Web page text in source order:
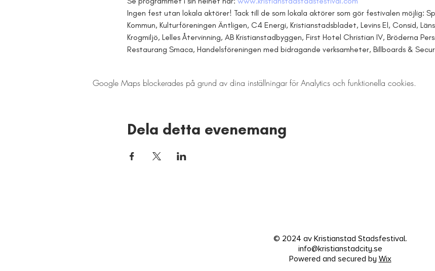
Ingen fest utan lokala aktörer! Tack till de som lokala aktörer som gör festivalen möjlig:
Kommun, Kulturföreningen Äntligen, C4 Energi, Kristianstadsbladet, Levins El, Consid,
Krogmiljö, Lelles Återvinning, AB Kristianstadbyggen, First Hotel Christian IV, Bröderna
Restaurang Smaca, Handelsföreningen med bidragande verksamheter, Billboards &
Google Maps blockerades på grund av dina inställningar för Analytics och funktionella cookies.
Dela detta evenemang
© 2024 av Kristianstad Stadsfestival.
info@kristianstadcity.se
Powered and secured by Wix